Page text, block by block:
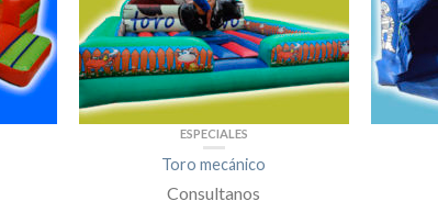
ESPECIALES
Toro mecánico
Consultanos